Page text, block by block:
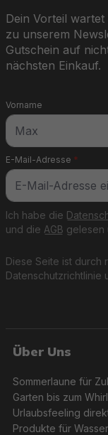
Dein Vorteil
zu unserem
Gutschein auf
nächsten Einkauf.
E-Mail-Adresse *
Vorname
Diese Seite ist durch
Datenschutzrichtlinie
Ich habe die
und die AGB gelesen
Über Uns
Sommerlaune für
Garten bis zum
Urlaubsfeeling
Produkte für